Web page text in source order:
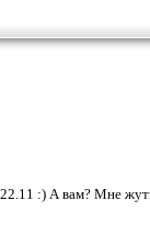
:) А вам? Мне